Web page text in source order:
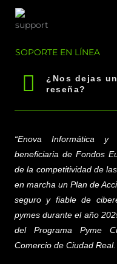
SOPORTE EN LÍNEA
¿Nos dejas
reseña?
“Enova Informática y
beneficiaria de Fondos
de la competitividad de
en marcha un Plan de
seguro y fiable de
pymes durante el año
del Programa Pyme
Comercio de Ciudad